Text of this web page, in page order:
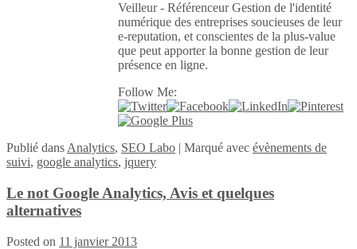
Veilleur - Référenceur Gestion de l'identité
numérique des entreprises soucieuses de leur
e-reputation, et conscientes de la plus-value
que peut apporter la bonne gestion de leur
présence en ligne.
Follow Me:
Publié dans Analytics, SEO Labo | Marqué avec évènements de
suivi, google analytics, jquery
Le not Google Analytics, Avis et quelques
alternatives
Posted on 11 janvier 2013